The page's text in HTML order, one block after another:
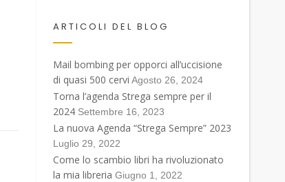
era:
è:
ARTICOLI DEL BLOG
Mail bombing per opporci all’uccisione
di quasi 500 cervi Agosto 26, 2024
Torna l’agenda Strega sempre per il
2024 Settembre 16, 2023
La nuova Agenda “Strega Sempre” 2023
Luglio 29, 2022
Come lo scambio libri ha rivoluzionato
la mia libreria Giugno 1, 2022